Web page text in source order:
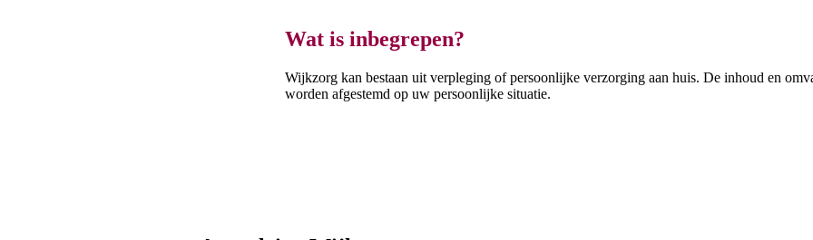
Wat is inbegrepen?
Wijkzorg kan bestaan uit verpleging of persoonlijke verzorging aan huis. De inhoud en
worden afgestemd op uw persoonlijke situatie.